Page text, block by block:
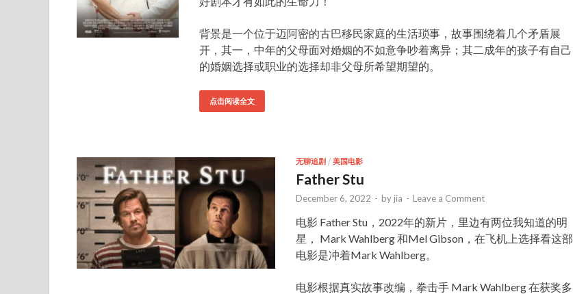
背景是一个位于迈阿密的古巴移民家庭的生活琐事，故事围绕着几个矛盾展
开，其一，中年的父母面对婚姻的不如意争吵着离异；其二成年的孩子有自己
的婚姻选择或职业的选择却非父母所希望期望的。
点击阅读全文
无聊追剧 / 美国电影
Father Stu
December 6, 2022 - by jia - Leave a Comment
电影 Father Stu，2022年的新片，里边有两位我知道的明
星， Mark Wahlberg 和Mel Gibson，在飞机上选择看这部
电影是冲着Mark Wahlberg。
电影根据真实故事改编，拳击手 Mark Wahlberg 在获奖多